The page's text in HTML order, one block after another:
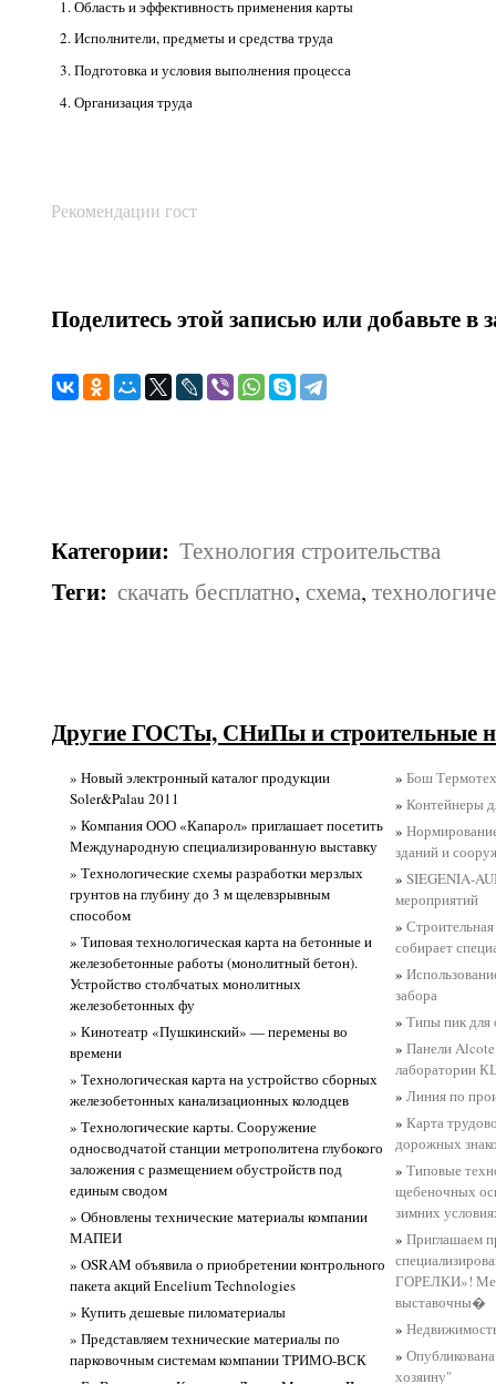
1. Область и эффективность применения карты
2. Исполнители, предметы и средства труда
3. Подготовка и условия выполнения процесса
4. Организация труда
Рекомендации гост
Поделитесь этой записью или добавьте в
Категории: Технология строительства
Теги: скачать бесплатно, схема,
Другие ГОСТы, СНиПы и строительные
» Новый электронный каталог продукции
Soler&Palau 2011
» Компания ООО «Капарол» приглашает посетить
Международную специализированную выставку
» Технологические схемы разработки мерзлых
грунтов на глубину до 3 м щелевзрывным
способом
» Типовая технологическая карта на бетонные и
железобетонные работы (монолитный бетон).
Устройство столбчатых монолитных
железобетонных фу
» Кинотеатр «Пушкинский» — перемены во
времени
» Технологическая карта на устройство сборных
железобетонных канализационных колодцев
» Технологические карты. Сооружение
односводчатой станции метрополитена глубокого
заложения с размещением обустройств под
единым сводом
» Обновлены технические материалы компании
МАПЕИ
» OSRAM объявила о приобретении контрольного
пакета акций Encelium Technologies
» Купить дешевые пиломатериалы
» Представляем технические материалы по
парковочным системам компании ТРИМО-ВСК
»Бош
»Контейнеры
»
зданий и
»SIEGENIA-
мероприятий
»
собирает
»
забора
»Типы пик для
»Панели
лаборатории
»Линия по
»Карта
дорожных
»Типовые
щебеночных
зимних
»Приглашаем
ГОРЕЛКИ»!
выставочны�
»
»
хозяину"